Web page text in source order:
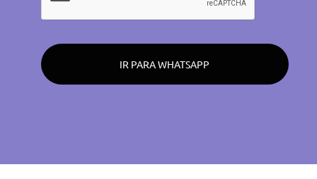
IR PARA WHATSAPP